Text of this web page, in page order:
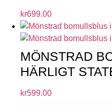
kr699.00
MÖNSTRAD
HÄRLIGT
kr599.00